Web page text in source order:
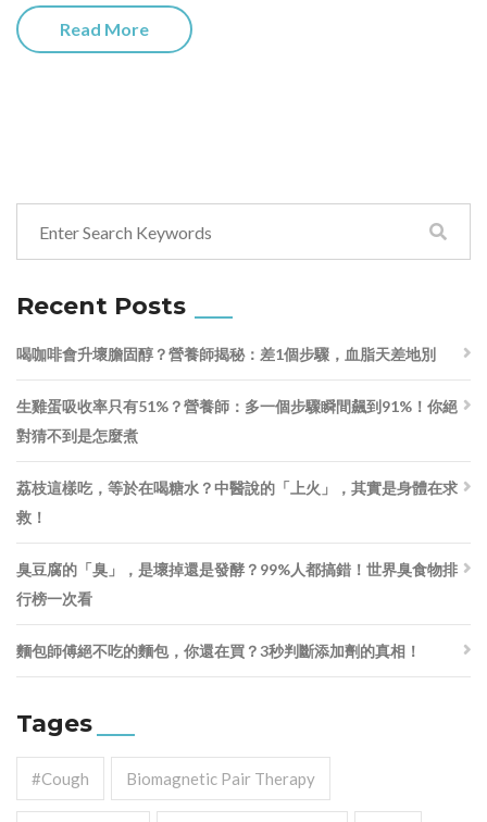
Read More
Recent Posts
喝咖啡會升壞膽固醇？營養師揭秘：差1個步驟，血脂天差地別
生雞蛋吸收率只有51%？營養師：多一個步驟瞬間飆到91%！你絕
對猜不到是怎麼煮
荔枝這樣吃，等於在喝糖水？中醫說的「上火」，其實是身體在求
救！
臭豆腐的「臭」，是壞掉還是發酵？99%人都搞錯！世界臭食物排
行榜一次看
麵包師傅絕不吃的麵包，你還在買？3秒判斷添加劑的真相！
Tages
#cough Biomagnetic Pair Therapy